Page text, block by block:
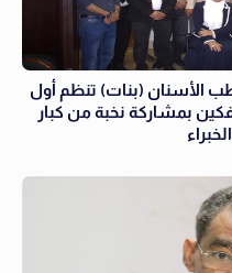
طب الأسنان (بنات) تنظم أول
بمشاركة نخبة من كبار